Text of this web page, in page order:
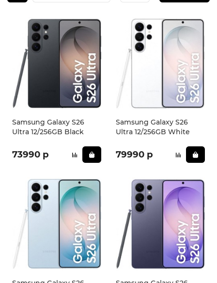
Все категории (12)
Все категории (9)
Mac Studio
AppleTV
Mac Mini
HomePod
Все категории (17)
Samsung Galaxy S26
Ultra 12/256GB Black
73990 р
Samsung Galaxy S26
Ultra 12/256GB White
79990 р